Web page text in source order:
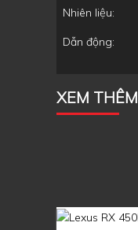
Nhiên liệu:
Dẫn động:
XEM THÊM